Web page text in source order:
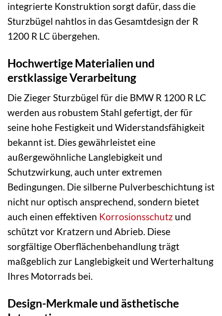
integrierte Konstruktion sorgt dafür, dass die
Sturzbügel nahtlos in das Gesamtdesign der R
1200 R LC übergehen.
Hochwertige Materialien und
erstklassige Verarbeitung
Die Zieger Sturzbügel für die BMW R 1200 R LC
werden aus robustem Stahl gefertigt, der für
seine hohe Festigkeit und Widerstandsfähigkeit
bekannt ist. Dies gewährleistet eine
außergewöhnliche Langlebigkeit und
Schutzwirkung, auch unter extremen
Bedingungen. Die silberne Pulverbeschichtung ist
nicht nur optisch ansprechend, sondern bietet
auch einen effektiven Korrosionsschutz und
schützt vor Kratzern und Abrieb. Diese
sorgfältige Oberflächenbehandlung trägt
maßgeblich zur Langlebigkeit und Werterhaltung
Ihres Motorrads bei.
Design-Merkmale und ästhetische